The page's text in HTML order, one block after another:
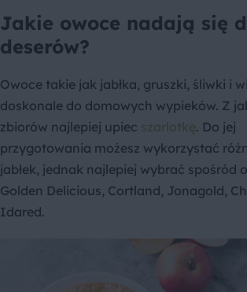
Jakie owoce nadają się
deserów?
Owoce takie jak jabłka, gruszki, śliwki i
doskonale do domowych wypieków. Z
zbiorów najlepiej upiec szarlotkę. Do jej
przygotowania możesz wykorzystać
jabłek, jednak najlepiej wybrać spośród
Golden Delicious, Cortland, Jonagold,
Idared.